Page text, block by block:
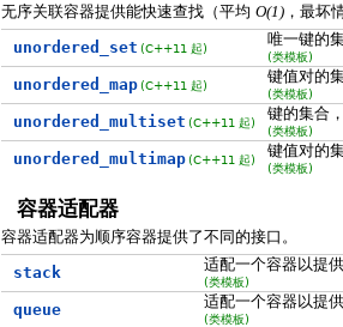
无序关联容器提供能快速查找（平均 O(1) ，最坏
unordered_set (C++11 起) 唯一键的
(类模板)
unordered_map (C++11 起) 键值对的
(类模板)
unordered_multiset (C++11 起) 键的集合
(类模板)
unordered_multimap (C++11 起) 键值对的
(类模板)
容器适配器
容器适配器为顺序容器提供了不同的接口。
stack
适配一个容器以提
(类模板)
queue 适配一个容器以提
(类模板)